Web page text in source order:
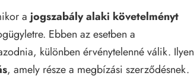
a jogszabály alaki követelményt
Ebben az esetben a
különben érvénytelenné válik. Ilyen
, amely része a megbízási szerződésnek.